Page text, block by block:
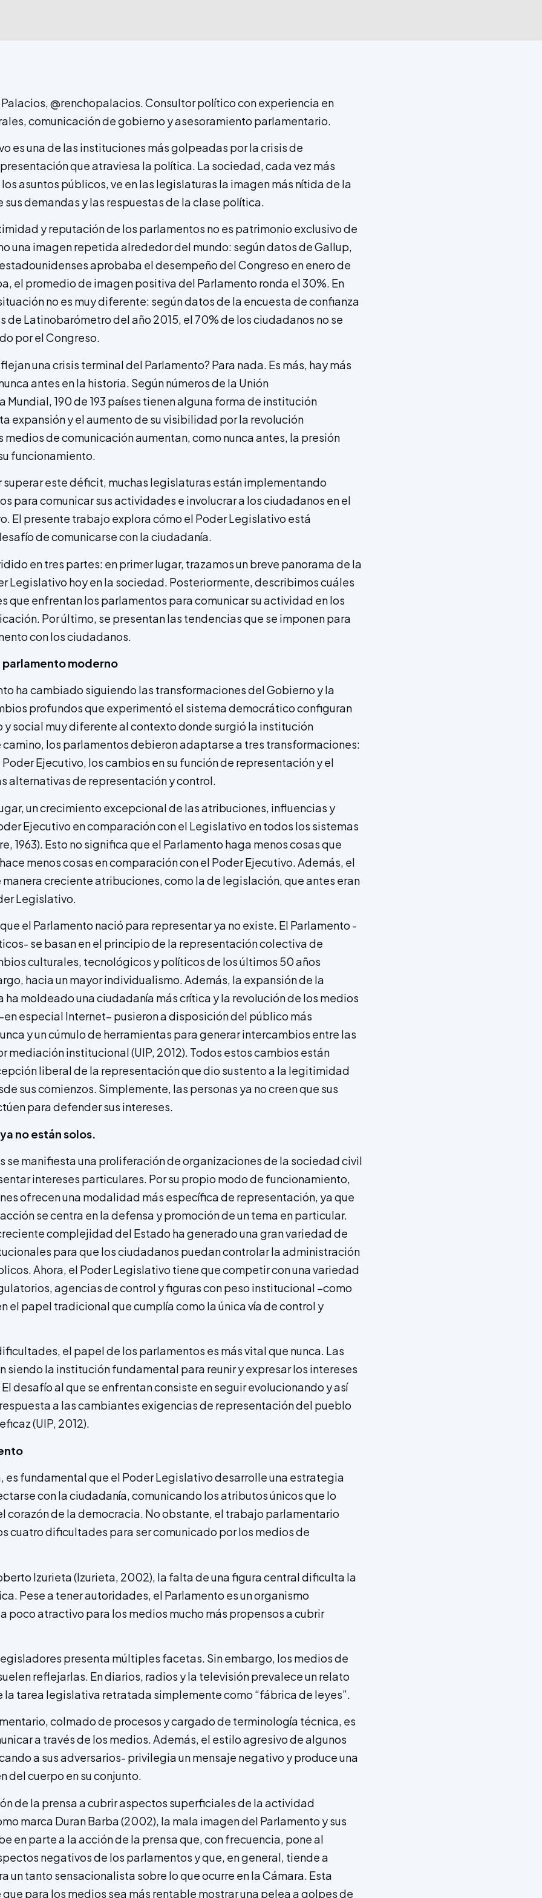
Palacios, @renchopalacios. Consultor político con experiencia en
comunicación de gobierno y asesoramiento parlamentario.
es una de las instituciones más golpeadas por la crisis de
que atraviesa la política. La sociedad, cada vez más
asuntos públicos, ve en las legislaturas la imagen más nítida de la
sus demandas y las respuestas de la clase política.
y reputación de los parlamentos no es patrimonio exclusivo de
una imagen repetida alrededor del mundo: según datos de Gallup,
aprobaba el desempeño del Congreso en enero de
el promedio de imagen positiva del Parlamento ronda el 30%. En
no es muy diferente: según datos de la encuesta de confianza
de Latinobarómetro del año 2015, el 70% de los ciudadanos no se
por el Congreso.
una crisis terminal del Parlamento? Para nada. Es más, hay más
antes en la historia. Según números de la Unión
190 de 193 países tienen alguna forma de institución
expansión y el aumento de su visibilidad por la revolución
de comunicación aumentan, como nunca antes, la presión
funcionamiento.
superar este déficit, muchas legislaturas están implementando
para comunicar sus actividades e involucrar a los ciudadanos en el
El presente trabajo explora cómo el Poder Legislativo está
de comunicarse con la ciudadanía.
en tres partes: en primer lugar, trazamos un breve panorama de la
Legislativo hoy en la sociedad. Posteriormente, describimos cuáles
que enfrentan los parlamentos para comunicar su actividad en los
Por último, se presentan las tendencias que se imponen para
con los ciudadanos.
parlamento moderno
ha cambiado siguiendo las transformaciones del Gobierno y la
profundos que experimentó el sistema democrático configuran
y social muy diferente al contexto donde surgió la institución
camino, los parlamentos debieron adaptarse a tres transformaciones:
Ejecutivo, los cambios en su función de representación y el
alternativas de representación y control.
un crecimiento excepcional de las atribuciones, influencias y
Ejecutivo en comparación con el Legislativo en todos los sistemas
1963). Esto no significa que el Parlamento haga menos cosas que
menos cosas en comparación con el Poder Ejecutivo. Además, el
creciente atribuciones, como la de legislación, que antes eran
Legislativo.
el Parlamento nació para representar ya no existe. El Parlamento -
se basan en el principio de la representación colectiva de
culturales, tecnológicos y políticos de los últimos 50 años
hacia un mayor individualismo. Además, la expansión de la
moldeado una ciudadanía más crítica y la revolución de los medios
especial Internet– pusieron a disposición del público más
y un cúmulo de herramientas para generar intercambios entre las
mediación institucional (UIP, 2012). Todos estos cambios están
liberal de la representación que dio sustento a la legitimidad
sus comienzos. Simplemente, las personas ya no creen que sus
para defender sus intereses.
no están solos.
se manifiesta una proliferación de organizaciones de la sociedad civil
intereses particulares. Por su propio modo de funcionamiento,
ofrecen una modalidad más específica de representación, ya que
se centra en la defensa y promoción de un tema en particular.
complejidad del Estado ha generado una gran variedad de
para que los ciudadanos puedan controlar la administración
Ahora, el Poder Legislativo tiene que competir con una variedad
agencias de control y figuras con peso institucional –como
el papel tradicional que cumplía como la única vía de control y
el papel de los parlamentos es más vital que nunca. Las
siendo la institución fundamental para reunir y expresar los intereses
desafío al que se enfrentan consiste en seguir evolucionando y así
a las cambiantes exigencias de representación del pueblo
(UIP, 2012).
es fundamental que el Poder Legislativo desarrolle una estrategia
con la ciudadanía, comunicando los atributos únicos que lo
corazón de la democracia. No obstante, el trabajo parlamentario
cuatro dificultades para ser comunicado por los medios de
Izurieta (Izurieta, 2002), la falta de una figura central dificulta la
Pese a tener autoridades, el Parlamento es un organismo
poco atractivo para los medios mucho más propensos a cubrir
presenta múltiples facetas. Sin embargo, los medios de
reflejarlas. En diarios, radios y la televisión prevalece un relato
la tarea legislativa retratada simplemente como “fábrica de leyes”.
colmado de procesos y cargado de terminología técnica, es
a través de los medios. Además, el estilo agresivo de algunos
a sus adversarios- privilegia un mensaje negativo y produce una
del cuerpo en su conjunto.
de la prensa a cubrir aspectos superficiales de la actividad
marca Duran Barba (2002), la mala imagen del Parlamento y sus
en parte a la acción de la prensa que, con frecuencia, pone al
negativos de los parlamentos y que, en general, tiende a
un tanto sensacionalista sobre lo que ocurre en la Cámara. Esta
para los medios sea más rentable mostrar una pelea a golpes de